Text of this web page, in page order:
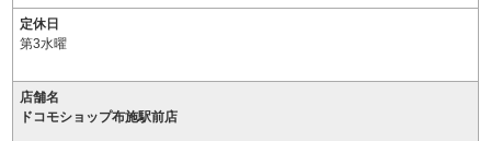
定休日
第3水曜
店舗名
ドコモショップ布施駅前店